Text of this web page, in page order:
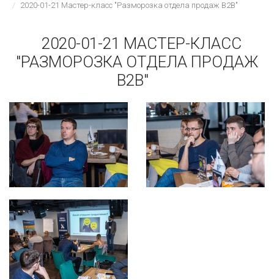
2020-01-21 Мастер-класс "Разморозка отдела продаж B2B"
2020-01-21 МАСТЕР-КЛАСС
"РАЗМОРОЗКА ОТДЕЛА ПРОДАЖ
B2B"